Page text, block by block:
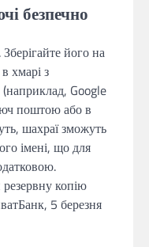
безпечно
його на
хмарі з
Google
поштою або в
шахраї зможуть
імені, що для
копію
5 березня